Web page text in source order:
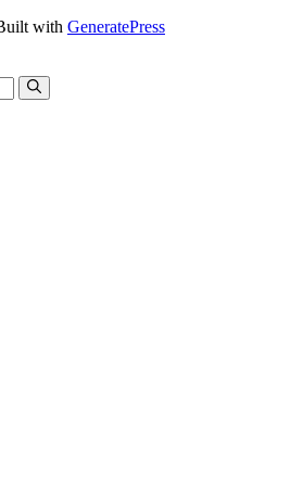
with GeneratePress